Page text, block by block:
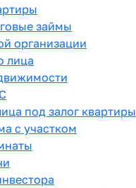
займы
организации
лица
под залог квартиры
с участком